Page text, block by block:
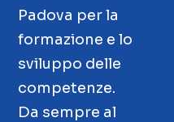
Padova per la
formazione e lo
sviluppo delle
competenze.
Da sempre al